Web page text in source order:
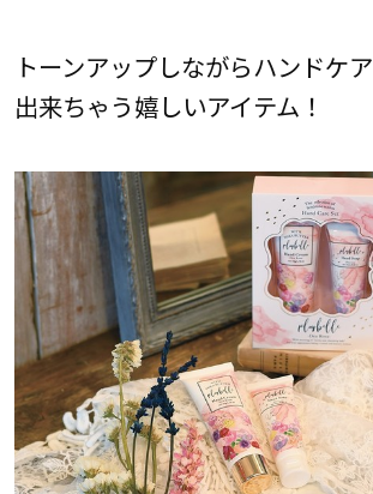
トーンアップしながらハンドケア
出来ちゃう嬉しいアイテム！